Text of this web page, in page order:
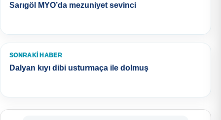
Sarıgöl MYO’da mezuniyet sevinci
SONRAKI HABER
Dalyan kıyı dibi usturmaça ile dolmuş